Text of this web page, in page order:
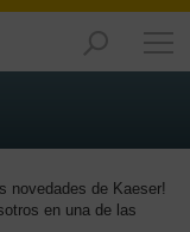
novedades de Kaeser!
en una de las